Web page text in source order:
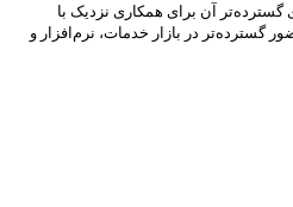
گسترده‌تر آن برای همکاری نزدیک با
گسترده‌تر در بازار خدمات، نرم‌افزار و